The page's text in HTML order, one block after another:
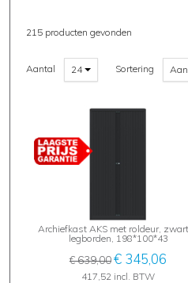
215 producten gevonden
Aantal 24 Sortering
Archiefkast AKS met roldeur,
legborden, 198*100*43
€ 639,00€ 345,06
417,52 incl. BTW